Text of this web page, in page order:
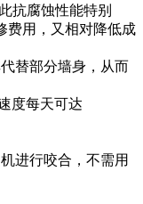
抗腐蚀性能特别
费用，又相对降低成
替部分墙身，从而
度每天可达
行咬合，不需用